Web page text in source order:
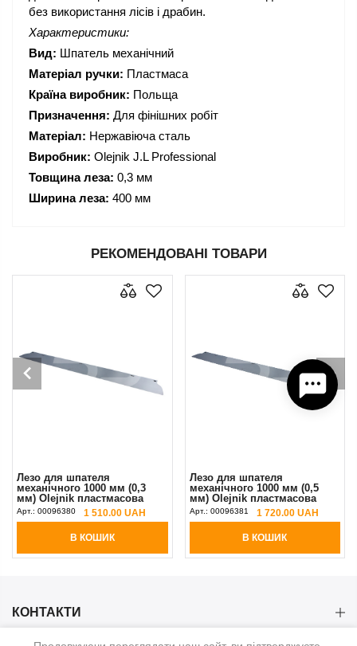
без використання лісів і драбин.
Характеристики:
Вид: Шпатель механічний
Матеріал ручки: Пластмаса
Країна виробник: Польща
Призначення: Для фінішних робіт
Матеріал: Нержавіюча сталь
Виробник: Olejnik J.L Professional
Товщина леза: 0,3 мм
Ширина леза: 400 мм
РЕКОМЕНДОВАНІ ТОВАРИ
Лезо для шпателя
механічного 1000 мм (0,3
мм) Olejnik пластмасова
ручка
Арт.: 00096380 1 510.00 UAH
В КОШИК
Лезо для шпателя
механічного 1000 мм (0,5
мм) Olejnik пластмасова
ручка
Арт.: 00096381 1 720.00 UAH
В КОШИК
КОНТАКТИ